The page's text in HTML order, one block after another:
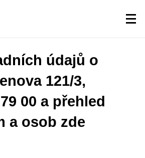
údajů o
121/3,
00 a přehled
a osob zde